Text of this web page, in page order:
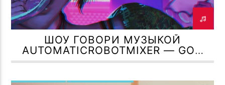
ШОУ ГОВОРИ МУЗЫКОЙ
AUTOMATICROBOTMIXER — GOD
NOT A…DJ ( G.O.D.N.O.T.A )